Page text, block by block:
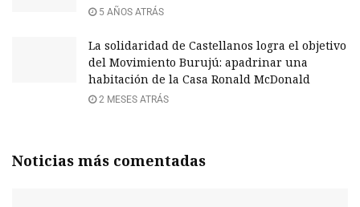
5 AÑOS ATRÁS
La solidaridad de Castellanos logra el objetivo
del Movimiento Burujú: apadrinar una
habitación de la Casa Ronald McDonald
2 MESES ATRÁS
Noticias más comentadas